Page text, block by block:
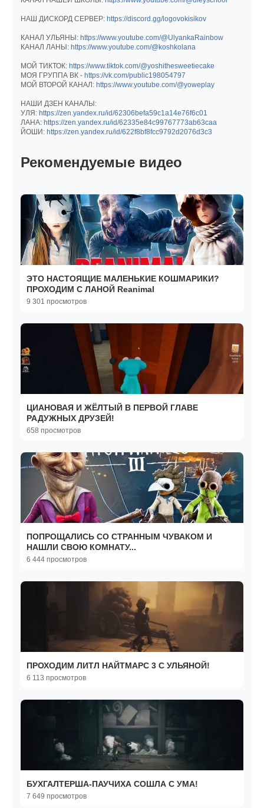
НАШ ДИСКОРД СЕРВЕР: https://discord.gg/logovokisikov
КАНАЛ УЛЬЯНЫ: https://www.youtube.com/@UlyankaRainbow
КАНАЛ ЛАНЫ: https://www.youtube.com/@koshkolana
МОЙ ТИКТОК: https://www.tiktok.com/@yoshithesweetiecake
МОЯ ГРУППА ВК - https://vk.com/public198054797
МОЙ ВТОРОЙ КАНАЛ: https://www.youtube.com/@yoweplay
НАШИ ДЗЕН КАНАЛЫ:
УЛЯ: https://zen.yandex.ru/id/62306befa59c1a14e76f6c01
ЛАНА: https://zen.yandex.ru/id/62335e84c99767773ab63caa
ЙОШИ: https://zen.yandex.ru/id/622f8bf8fcc9792d2076d3c3
Рекомендуемые видео
ЭТО НАСТОЯЩИЕ МАЛЕНЬКИЕ КОШМАРИКИ?
ПРОХОДИМ С ЛАНОЙ Reanimal
9 301 просмотров
ЦИАНОВАЯ И ЖЁЛТЫЙ В ПЕРВОЙ ГЛАВЕ
РАДУЖНЫХ ДРУЗЕЙ!
658 просмотров
ПОПРОЩАЛИСЬ СО СТРАННЫМ ЧУВАКОМ И
НАШЛИ СВОЮ КОМНАТУ...
6 444 просмотров
ПРОХОДИМ ЛИТЛ НАЙТМАРС 3 С УЛЬЯНОЙ!
6 113 просмотров
БУХГАЛТЕРША-ПАУЧИХА СОШЛА С УМА!
7 649 просмотров